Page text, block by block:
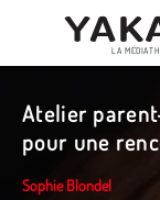
principal
LA
Atelier
pour une
Sophie Blondel